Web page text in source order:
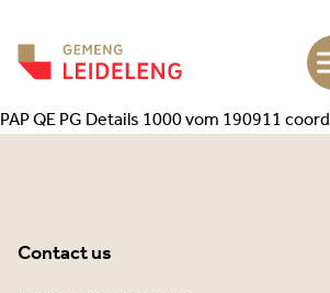
PAP QE PG Details 1000 vom 190911 coord
Contact us